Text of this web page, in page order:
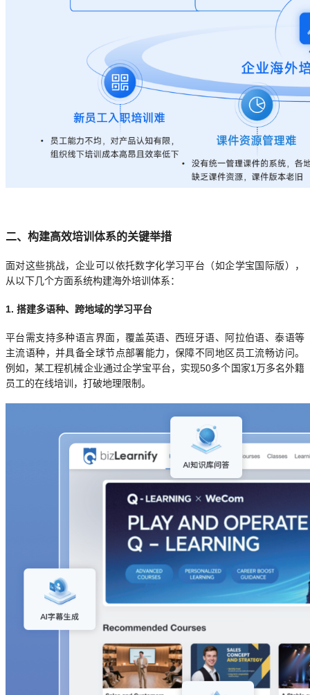
二、构建高效培训体系的关键举措
面对这些挑战，企业可以依托数字化学习平台（如企学宝国际版），
从以下几个方面系统构建海外培训体系：
1. 搭建多语种、跨地域的学习平台
平台需支持多种语言界面，覆盖英语、西班牙语、阿拉伯语、泰语等
主流语种，并具备全球节点部署能力，保障不同地区员工流畅访问。
例如，某工程机械企业通过企学宝平台，实现50多个国家1万多名外籍
员工的在线培训，打破地理限制。